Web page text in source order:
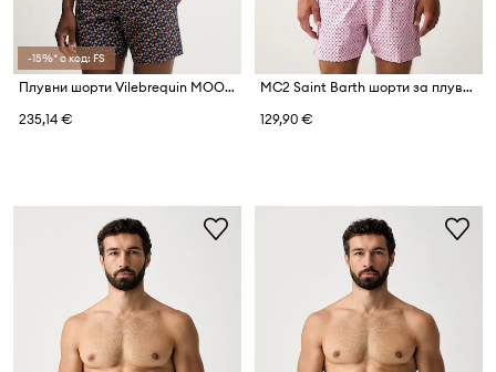
-15%* с код: FS
Плувни шорти Vilebrequin MOOREA
235,14 €
MC2 Saint Barth шорти за плуване мъжки
129,90 €